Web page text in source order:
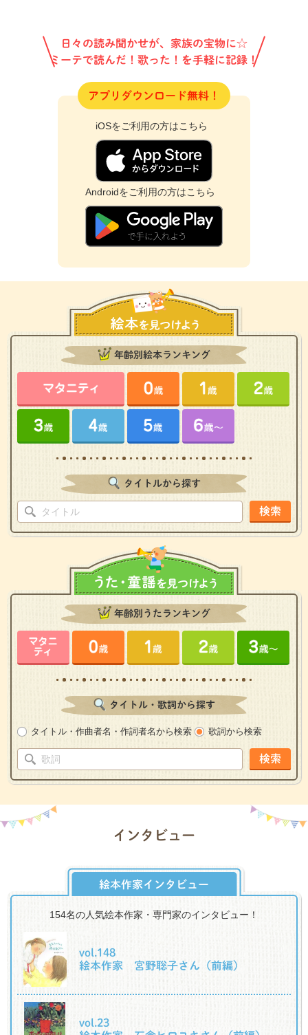
日々の読み聞かせが、家族の宝物に☆
ミーテで読んだ！歌った！を手軽に記録！
アプリダウンロード無料！
iOSをご利用の方はこちら
Androidをご利用の方はこちら
年齢別絵本ランキング
タイトルから探す
検索
年齢別うたランキング
タイトル・歌詞から探す
タイトル・作曲者名・作詞者名から検索 歌詞から検索
検索
インタビュー
絵本作家インタビュー
154名の人気絵本作家・専門家のインタビュー！
vol.148
絵本作家 宮野聡子さん（前編）
vol.23